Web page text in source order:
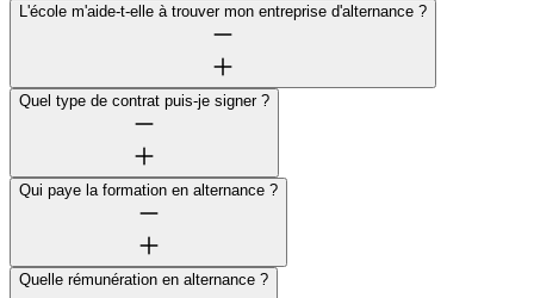
L'école m'aide-t-elle à trouver mon entreprise d'alternance ?
Quel type de contrat puis-je signer ?
Qui paye la formation en alternance ?
Quelle rémunération en alternance ?